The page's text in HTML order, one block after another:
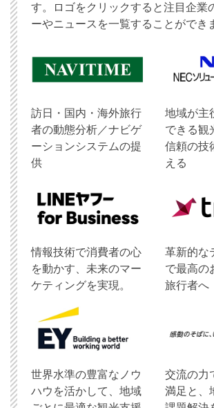
す。ロゴをクリックすると注目企業
ーやニュースを一覧することができ
訪日・国内・海外旅行
者の動態分析／ナビゲ
ーションシステムの提
供
地域が主
できる観
信頼の技
える
情報技術で消費者の心
を動かす、未来のマー
ケティングを実現。
革新的な
で最高の
旅行者へ
世界水準の豊富なノウ
ハウを活かして、地域
交流の力
満足と、